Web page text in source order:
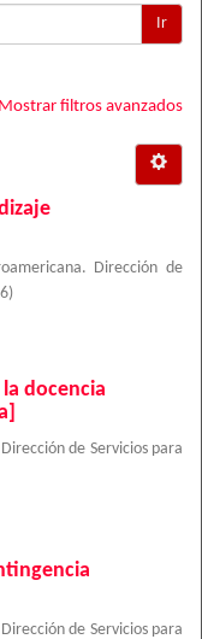
Ir
Mostrar filtros avanzados
Dirección de
)
docencia
de Servicios para
de Servicios para